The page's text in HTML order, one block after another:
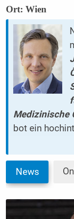
Ort: Wien
Medizinische
bot ein
diversen
welches die
dem
Ausblick auf
abbildet.
News